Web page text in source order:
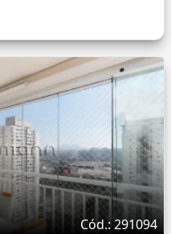
Cód.: 291094